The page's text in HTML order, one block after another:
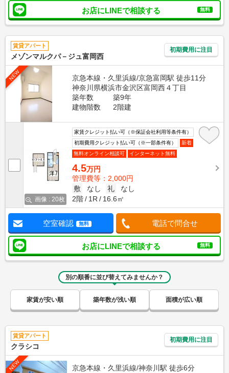
お店にLINEで相談する 無料
賃貸アパート
メゾンマルクパ－ジュ富岡西
初期費用に注目
NEW
京急本線・久里浜線/京急富岡駅 徒歩11分
神奈川県横浜市金沢区富岡西４丁目
築年数
築9年
建物階数
2階建
画像 : 20枚
家賃クレジット払い可（※保証会社利用等条件有）
初期費用クレジット払い可（※一部条件有）
新着
無料オンライン相談可
インターネット無料
4.5万円
管理費等：2,000円
敷
なし 礼
なし
2階
1R 16.6㎡
空室確認 無料 電話で問合せ
お店にLINEで相談する 無料
別の順番に並び替えてみませんか？
家賃が安い順 築年数が浅い順 面積が広い順
賃貸アパート
クラシコ
初期費用に注目
NEW
京急本線・久里浜線/神奈川駅 徒歩6分